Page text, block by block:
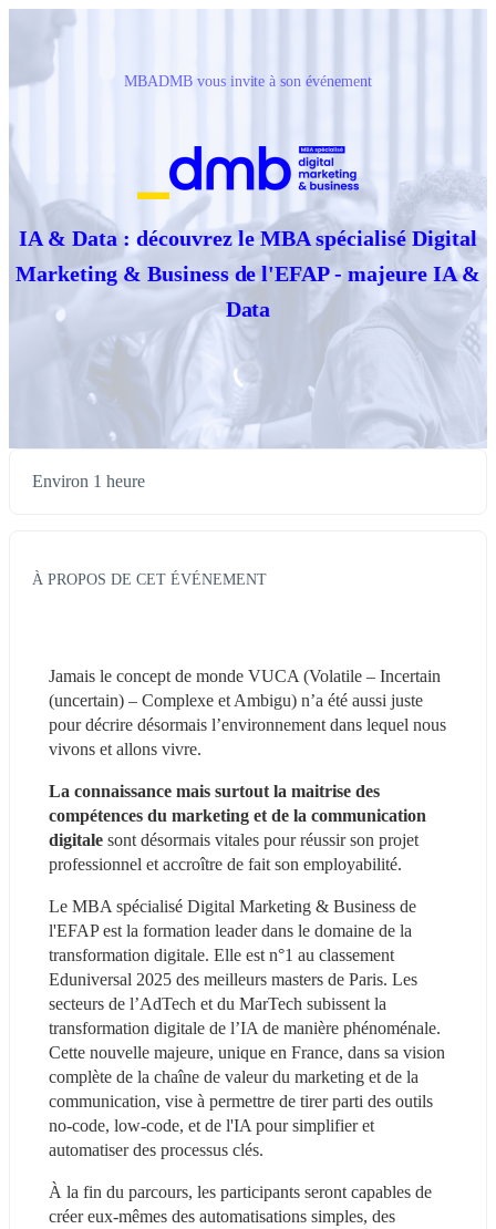
MBADMB vous invite à son événement
IA & Data : découvrez le MBA spécialisé Digital
Marketing & Business de l'EFAP - majeure IA &
Data
Environ 1 heure
À PROPOS DE CET ÉVÉNEMENT
Jamais le concept de monde VUCA (Volatile – Incertain
(uncertain) – Complexe et Ambigu) n’a été aussi juste
pour décrire désormais l’environnement dans lequel nous
vivons et allons vivre.
La connaissance mais surtout la maitrise des
compétences du marketing et de la communication
digitale sont désormais vitales pour réussir son projet
professionnel et accroître de fait son employabilité.
Le MBA spécialisé Digital Marketing & Business de
l'EFAP est la formation leader dans le domaine de la
transformation digitale. Elle est n°1 au classement
Eduniversal 2025 des meilleurs masters de Paris. Les
secteurs de l’AdTech et du MarTech subissent la
transformation digitale de l’IA de manière phénoménale.
Cette nouvelle majeure, unique en France, dans sa vision
complète de la chaîne de valeur du marketing et de la
communication, vise à permettre de tirer parti des outils
no-code, low-code, et de l'IA pour simplifier et
automatiser des processus clés.
À la fin du parcours, les participants seront capables de
créer eux-mêmes des automatisations simples, des